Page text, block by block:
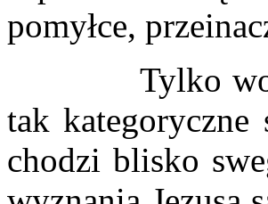
pomyłce,
Tylko wobec
tak kategoryczne
chodzi blisko